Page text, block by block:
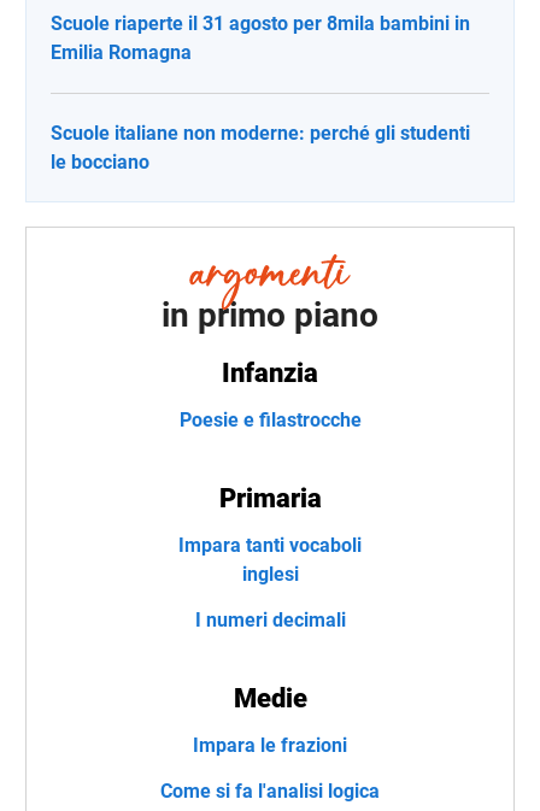
Scuole riaperte il 31 agosto per 8mila bambini in
Emilia Romagna
Scuole italiane non moderne: perché gli studenti
le bocciano
in primo piano
Infanzia
Poesie e filastrocche
Primaria
Impara tanti vocaboli
inglesi
I numeri decimali
Medie
Impara le frazioni
Come si fa l'analisi logica